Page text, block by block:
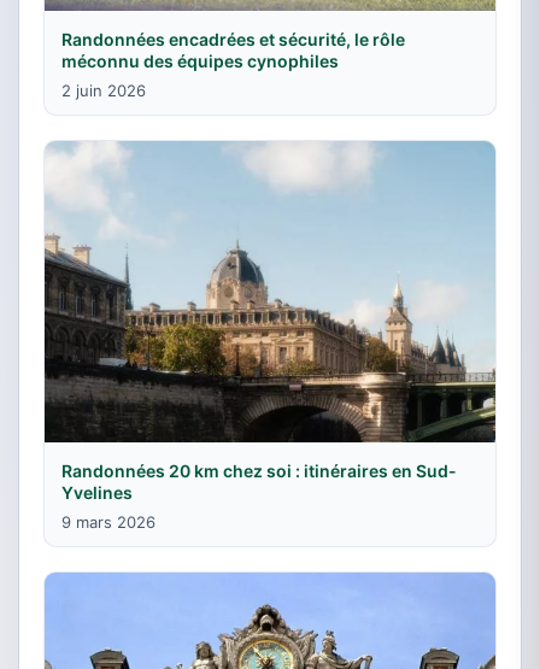
Randonnées encadrées et sécurité, le rôle
méconnu des équipes cynophiles
2 juin 2026
Randonnées 20 km chez soi : itinéraires en Sud-
Yvelines
9 mars 2026